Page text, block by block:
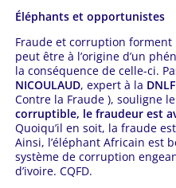
Éléphants et opportunistes
Fraude et corruption
peut être à l’origine d’un
la conséquence de celle-ci.
NICOULAUD, expert à la DNLF
Contre la Fraude ), souligne
corruptible, le fraudeur est
Quoiqu’il en soit, la fraude
Ainsi, l’éléphant Africain est
système de corruption
d’ivoire. CQFD.